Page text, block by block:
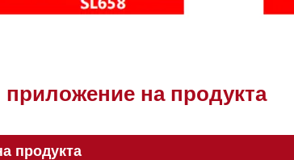
на продукта
продукта